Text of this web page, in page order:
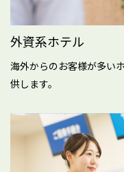
外資系ホテル
海外からのお客様が多い
供します。